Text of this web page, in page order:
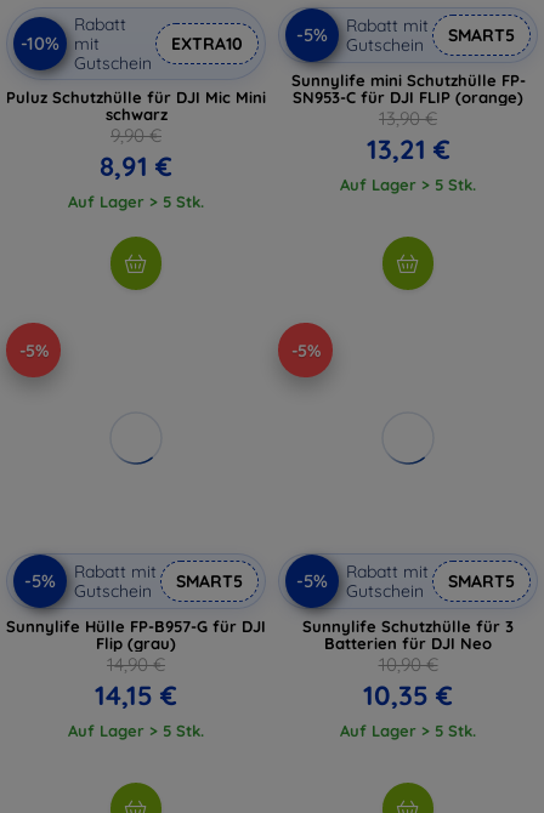
-10%
Rabatt
mit
Gutschein
EXTRA10
Puluz Schutzhülle für DJI Mic Mini
schwarz
9,90 €
8,91 €
Auf Lager > 5 Stk.
-5%
Rabatt mit
Gutschein
SMART5
Sunnylife mini Schutzhülle FP-
SN953-C für DJI FLIP (orange)
13,90 €
13,21 €
Auf Lager > 5 Stk.
-5%
-5%
Rabatt mit
Gutschein
SMART5
Sunnylife Hülle FP-B957-G für DJI
Flip (grau)
14,90 €
14,15 €
Auf Lager > 5 Stk.
-5%
-5%
Rabatt mit
Gutschein
SMART5
Sunnylife Schutzhülle für 3
Batterien für DJI Neo
10,90 €
10,35 €
Auf Lager > 5 Stk.